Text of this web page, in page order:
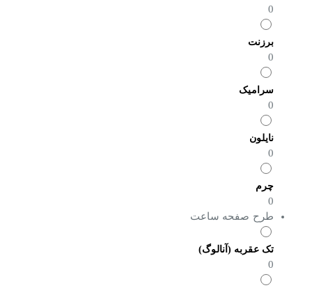
0
برزنت
0
سرامیک
0
نایلون
0
چرم
0
طرح صفحه ساعت
تک عقربه (آنالوگ)
0